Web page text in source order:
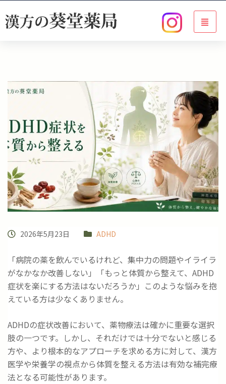
2026年5月23日 ADHD
「病院の薬を飲んでいるけれど、集中力の問題やイライラ
がなかなか改善しない」「もっと体質から整えて、ADHD
症状を楽にする方法はないだろうか」このような悩みを抱
えている方は少なくありません。
ADHDの症状改善において、薬物療法は確かに重要な選択
肢の一つです。しかし、それだけでは十分でないと感じる
方や、より根本的なアプローチを求める方に対して、漢方
医学や栄養学の視点から体質を整える方法は有効な補完療
法となる可能性があります。